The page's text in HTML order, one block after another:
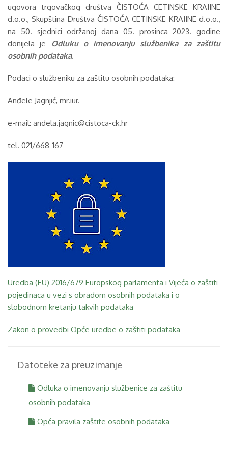
ugovora trgovačkog društva ČISTOĆA CETINSKE KRAJINE
d.o.o., Skupština Društva ČISTOĆA CETINSKE KRAJINE d.o.o.,
na 50. sjednici održanoj dana 05. prosinca 2023. godine
donijela je Odluku o imenovanju službenika za zaštitu
osobnih podataka.
Podaci o službeniku za zaštitu osobnih podataka:
Anđele Jagnjić, mr.iur.
e-mail: andela.jagnic@cistoca-ck.hr
tel. 021/668-167
Uredba (EU) 2016/679 Europskog parlamenta i Vijeća o zaštiti
pojedinaca u vezi s obradom osobnih podataka i o
slobodnom kretanju takvih podataka
Zakon o provedbi Opće uredbe o zaštiti podataka
Datoteke za preuzimanje
Odluka o imenovanju službenice za zaštitu
osobnih podataka
Opća pravila zaštite osobnih podataka